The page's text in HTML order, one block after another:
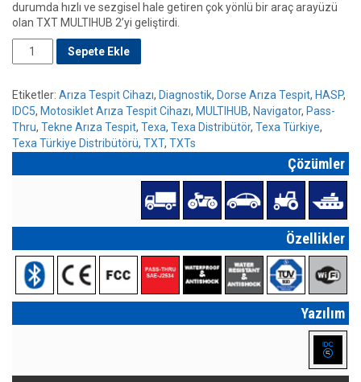
durumda hızlı ve sezgisel hale getiren çok yönlü bir araç arayüzü
olan TXT MULTIHUB 2’yi geliştirdi.
Miktar
Sepete Ekle
Etiketler: Arıza Tespit Cihazı, Diagnostik, Dorse Arıza Tespit, HASP,
IDC5, Motosiklet Arıza Tespit Cihazı, MULTIHUB, Navigator, Pass-
Thru, Tekne Arıza Tespit, Texa, Texa Distribütör, Texa Türkiye,
Texa Türkiye Distribütörü, TXT, TXTs
Çözümler
Özellikler
Yazılım